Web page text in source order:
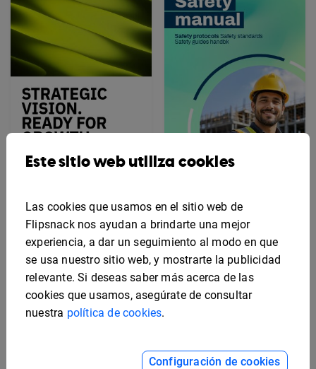
marketing
seguridad interactivo
Este sitio web utiliza cookies
Las cookies que usamos en el sitio web de
Flipsnack nos ayudan a brindarte una mejor
experiencia, a dar un seguimiento al modo en que
se usa nuestro sitio web, y mostrarte la publicidad
relevante. Si deseas saber más acerca de las
cookies que usamos, asegúrate de consultar
nuestra política de cookies.
Configuración de cookies